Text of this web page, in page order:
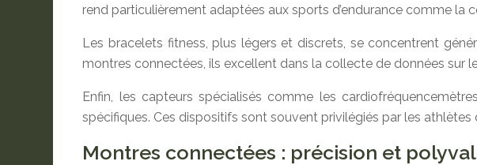
rend particulièrement adaptées aux sports d’endurance comme la
Les bracelets fitness, plus légers et discrets, se concentrent
montres connectées, ils excellent dans la collecte de données sur
Enfin, les capteurs spécialisés comme les
spécifiques. Ces dispositifs sont souvent privilégiés par les
Montres connectées : précision et